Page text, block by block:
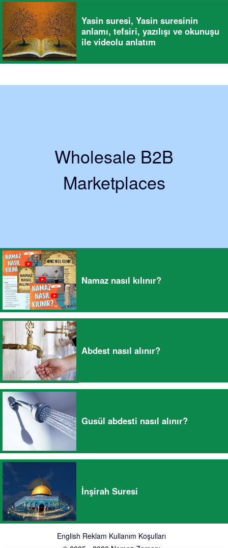
Yasin suresi, Yasin suresinin
anlamı, tefsiri, yazılışı ve okunuşu
ile videolu anlatım
Wholesale B2B
Marketplaces
Namaz nasıl kılınır?
Abdest nasıl alınır?
Gusül abdesti nasıl alınır?
İnşirah Suresi
English Reklam Kullanım Koşulları